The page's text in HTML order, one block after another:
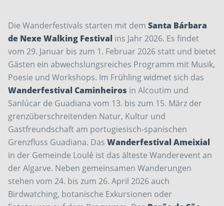
Die Wanderfestivals starten mit dem Santa Bárbara
de Nexe Walking Festival ins Jahr 2026. Es findet
vom 29. Januar bis zum 1. Februar 2026 statt und bietet
Gästen ein abwechslungsreiches Programm mit Musik,
Poesie und Workshops. Im Frühling widmet sich das
Wanderfestival Caminheiros in Alcoutim und
Sanlúcar de Guadiana vom 13. bis zum 15. März der
grenzüberschreitenden Natur, Kultur und
Gastfreundschaft am portugiesisch-spanischen
Grenzfluss Guadiana. Das Wanderfestival Ameixial
in der Gemeinde Loulé ist das älteste Wanderevent an
der Algarve. Neben gemeinsamen Wanderungen
stehen vom 24. bis zum 26. April 2026 auch
Birdwatching, botanische Exkursionen oder